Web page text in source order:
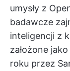
umysły z
badawcze
inteligencji z
założone
roku przez